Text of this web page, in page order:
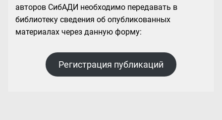
авторов СибАДИ необходимо передавать в
библиотеку сведения об опубликованных
материалах через данную форму:
Регистрация публикаций